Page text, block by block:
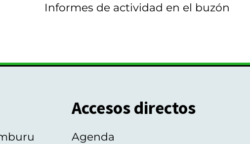
Informes de actividad en el buzón
Accesos directos
Agenda